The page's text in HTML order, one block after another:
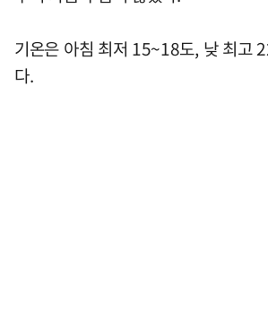
기온은 아침 최저 15~18도, 낮 최고
다.